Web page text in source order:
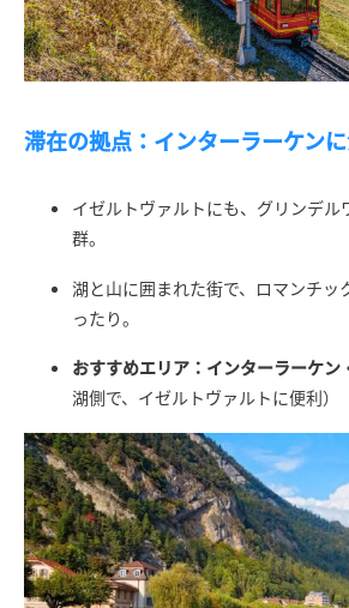
滞在の拠点：インターラーケン
イゼルトヴァルトにも、グリンデル
群。
湖と山に囲まれた街で、ロマンチッ
ったり。
おすすめエリア：インターラーケン
湖側で、イゼルトヴァルトに便利）